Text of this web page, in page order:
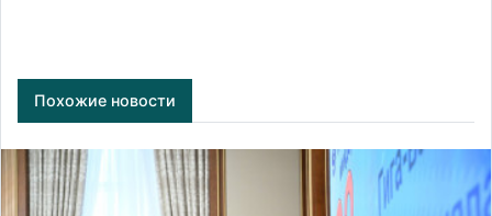
Похожие новости